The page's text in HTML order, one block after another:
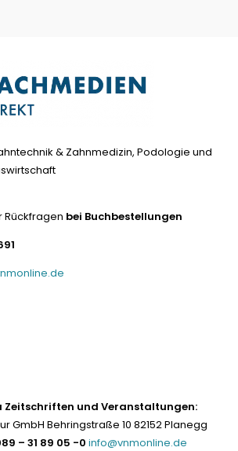
& Zahnmedizin, Podologie und
Rückfragen bei Buchbestellungen
Zeitschriften und Veranstaltungen:
GmbH Behringstraße 10 82152 Planegg
– 31 89 05 -0 info@vnmonline.de